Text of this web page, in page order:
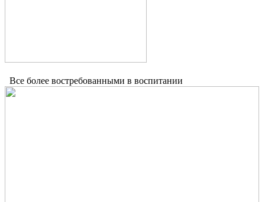
Все более востребованными в воспитании